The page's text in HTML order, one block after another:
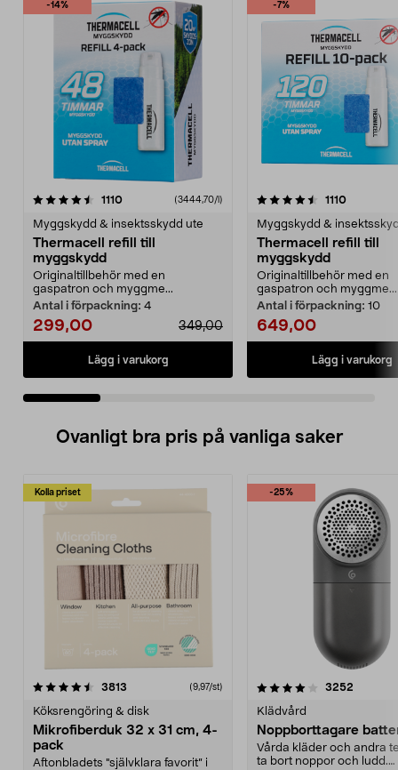
-14%
1110recensioner(3444,70/l)
Myggskydd & insektsskydd ute
Thermacell refill till
myggskydd
Originaltillbehör med en
gaspatron och myggme...
Antal i förpackning: 4
299,00 349,00
Lägg i varukorg
-7%
4.5 av 5 stjärnor 1110
Myggskydd &
Thermacell refill till
myggskydd
Originaltillbehör med en
gaspatron och myggme...
Antal i förpackning: 10
649,00
Lägg i varukorg
4.5 av 5 stjärnor
Ovanligt bra pris på vanliga saker
Kolla priset
3813 (9,97/st)
Köksrengöring & disk
Mikrofiberduk 32 x 31 cm, 4-
pack
Aftonbladets "självklara favorit” i
-25%
4.0av 5 stjärnor 3252
Klädvård
Noppborttagare
Vårda kläder och andra
ta bort noppor och ludd.
4.5av 5 stjärnor